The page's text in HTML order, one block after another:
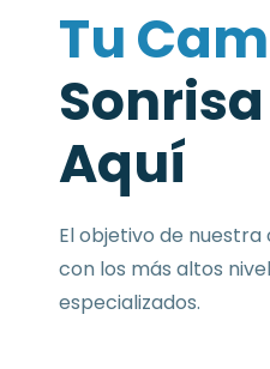
TuCam
Sonrisa
Aquí
El objetivo de
con los más altos
especializados.